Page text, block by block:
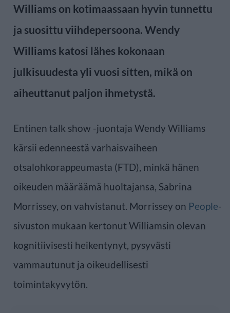
Williams on kotimaassaan hyvin tunnettu
ja suosittu viihdepersoona. Wendy
Williams katosi lähes kokonaan
julkisuudesta yli vuosi sitten, mikä on
aiheuttanut paljon ihmetystä.
Entinen talk show -juontaja Wendy Williams
kärsii edenneestä varhaisvaiheen
otsalohkorappeumasta (FTD), minkä hänen
oikeuden määräämä huoltajansa, Sabrina
Morrissey, on vahvistanut. Morrissey on People-
sivuston mukaan kertonut Williamsin olevan
kognitiivisesti heikentynyt, pysyvästi
vammautunut ja oikeudellisesti
toimintakyvytön.